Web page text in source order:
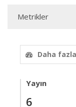
Metrikler
Daha
Yayın
6